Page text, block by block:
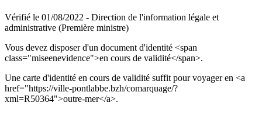
Vérifié le 01/08/2022 - Direction de l'information légale et
administrative (Première ministre)
Vous devez disposer d'un document d'identité <span
class="miseenevidence">en cours de validité</span>.
Une carte d'identité en cours de validité suffit pour voyager en <a
href="https://ville-pontlabbe.bzh/comarquage/?
xml=R50364">outre-mer</a>.